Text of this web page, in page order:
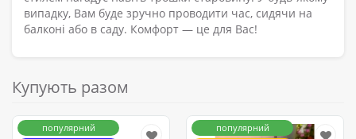
випадку, Вам буде зручно проводити час, сидячи на
балконі або в саду. Комфорт — це для Вас!
Купують разом
популярний
популярний